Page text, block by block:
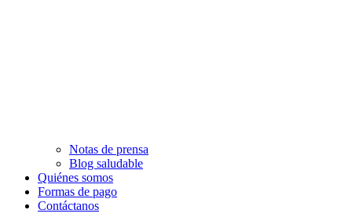
Notas de prensa
Blog saludable
Quiénes somos
Formas de pago
Contáctanos